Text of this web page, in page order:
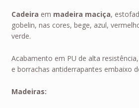
Cadeira em madeira maciça,
gobelin, nas cores, bege, azul,
verde.
Acabamento em PU de alta
e borrachas antiderrapantes embaixo
Madeiras: